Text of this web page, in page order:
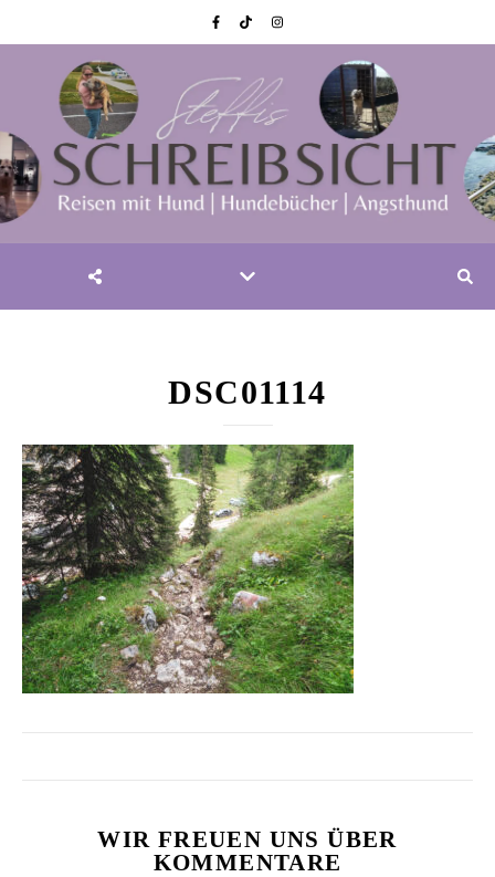
DSC01114
WIR FREUEN UNS ÜBER
KOMMENTARE